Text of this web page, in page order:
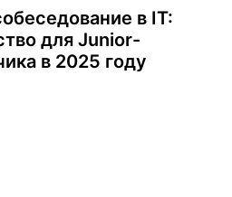
в IT:
для Junior-
в 2025 году